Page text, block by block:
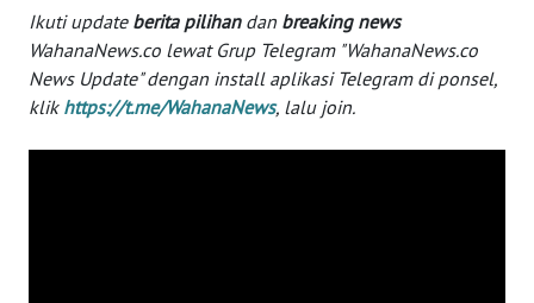
Ikuti update berita pilihandan breaking news
WahanaNews.co lewat Grup Telegram "WahanaNews.co
News Update" dengan install aplikasi Telegram di ponsel,
klik https://t.me/WahanaNews, lalu join.
WN
JAMBI
WN
SULTRA